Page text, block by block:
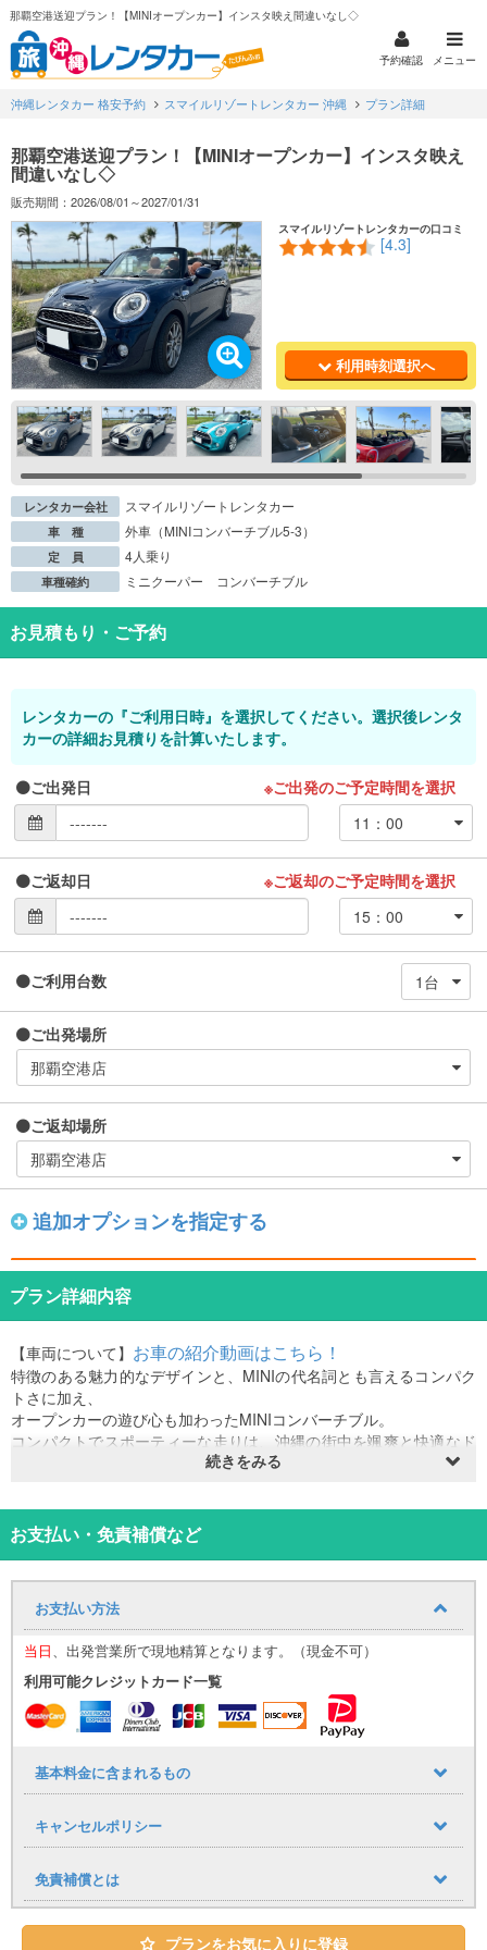
那覇空港送迎プラン！【MINIオープンカー】インスタ映え間違いなし◇
予約確認 メニュー
沖縄レンタカー 格安予約 スマイルリゾートレンタカー 沖縄 プラン詳細
那覇空港送迎プラン！【MINIオープンカー】インスタ映え
間違いなし◇
販売期間：2026/08/01～2027/01/31
スマイルリゾートレンタカーの口コミ
[4.3]
利用時刻選択へ
レンタカー会社 スマイルリゾートレンタカー
車 種 外車（MINIコンバーチブル5-3）
定 員 4人乗り
車種確約 ミニクーパー コンバーチブル
お見積もり・ご予約
レンタカーの『ご利用日時』を選択してください。選択後レンタ
カーの詳細お見積りを計算いたします。
ご出発日 ※ご出発のご予定時間を選択
ご返却日 ※ご返却のご予定時間を選択
ご利用台数
ご出発場所
ご返却場所
追加オプションを指定する
プラン詳細内容
【車両について】 お車の紹介動画はこちら！
特徴のある魅力的なデザインと、MINIの代名詞とも言えるコンパク
トさに加え、
オープンカーの遊び心も加わったMINIコンバーチブル。
コンパクトでスポーティーな走りは、沖縄の街中を颯爽と快適なド
くれる最適な車です。
※色の指定はできかねますのでご了承ください。
⸻
那覇空港までの送迎サービスを追加料金なしでご利用いただけま
す。
■ 運行時間
9:30〜17:30（1時間おきに運行）
到着時間に応じて、最寄りの送迎便にてご案内いたします。
（例：９：００までに那覇空港に到着→９：３０発の送迎便）
下さい。
■ 乗車場所
⸻
当日のご案内は公式LINEを使用いたします。
・LINE ID：@661gpual
・LINEリンク：https://lin.ee/lcfZd4o
公式LINE登録の際に下記情報をメッセージでお送りください。
続きをみる
お支払い・免責補償など
お支払い方法
当日
、出発営業所で現地精算となります。（現金不可）
利用可能クレジットカード一覧
基本料金に含まれるもの
キャンセルポリシー
免責補償とは
プランをお気に入りに登録